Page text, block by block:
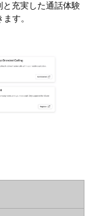
充実した通話体験
す。